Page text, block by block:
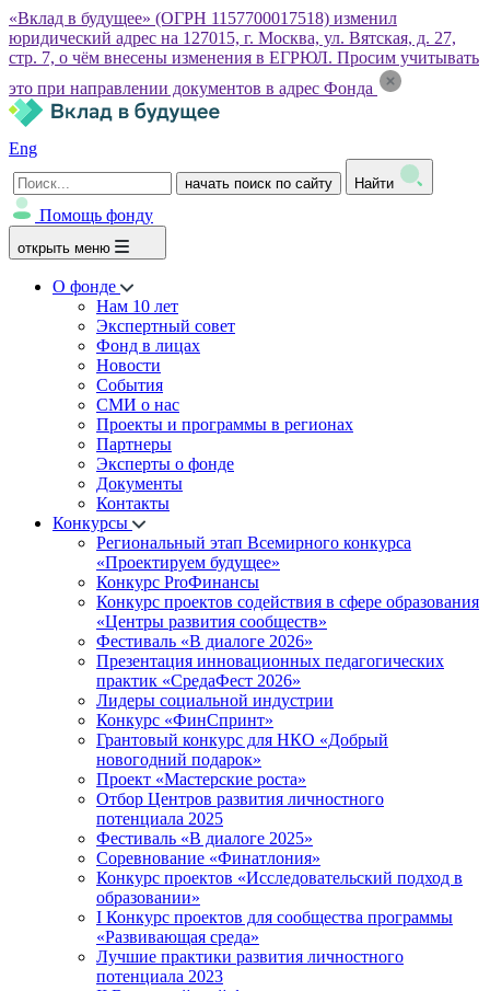
«Вклад в будущее» (ОГРН 1157700017518) изменил
юридический адрес на 127015, г. Москва, ул. Вятская, д. 27,
стр. 7, о чём внесены изменения в ЕГРЮЛ. Просим учитывать
это при направлении документов в адрес Фонда
Eng
начать поиск по сайту Найти
Помощь фонду
открыть меню
О фонде
Нам 10 лет
Экспертный совет
Фонд в лицах
Новости
События
СМИ о нас
Проекты и программы в регионах
Партнеры
Эксперты о фонде
Документы
Контакты
Конкурсы
Региональный этап Всемирного конкурса
«Проектируем будущее»
Конкурс ProФинансы
Конкурс проектов содействия в сфере образования
«Центры развития сообществ»
Фестиваль «В диалоге 2026»
Презентация инновационных педагогических
практик «СредаФест 2026»
Лидеры социальной индустрии
Конкурс «ФинСпринт»
Грантовый конкурс для НКО «Добрый
новогодний подарок»
Проект «Мастерские роста»
Отбор Центров развития личностного
потенциала 2025
Фестиваль «В диалоге 2025»
Соревнование «Финатлония»
Конкурс проектов «Исследовательский подход в
образовании»
I Конкурс проектов для сообщества программы
«Развивающая среда»
Лучшие практики развития личностного
потенциала 2023